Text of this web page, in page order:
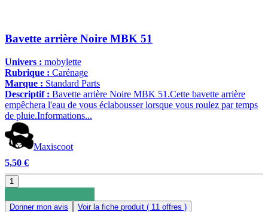
Bavette arrière Noire MBK 51
Univers : mobylette
Rubrique : Carénage
Marque : Standard Parts
Descriptif : Bavette arrière Noire MBK 51.Cette bavette arrière
empêchera l'eau de vous éclabousser lorsque vous roulez par temps
de pluie.Informations...
Maxiscoot
5,50 €
1
Donner mon avis Voir la fiche produit ( 11 offres )